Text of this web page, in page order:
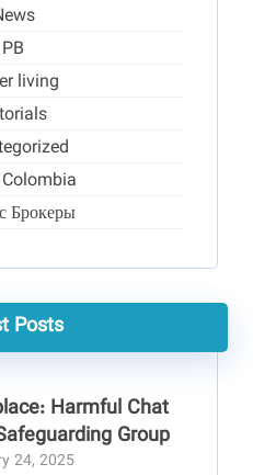
PB
living
Брокеры
Posts
Harmful Chat
Group
24, 2025